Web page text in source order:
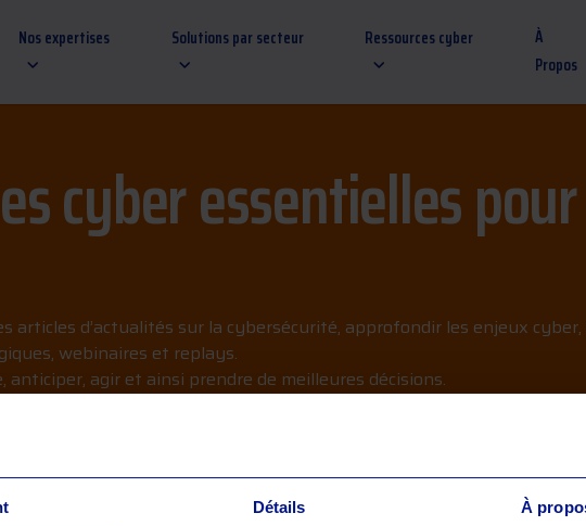
Détails À
Nos expertises Solutions par secteur Ressources cyber
À
Propos
cyber essentielles
articles d’actualités sur la cybersécurité, approfondir les enjeux
webinaires et replays.
anticiper, agir et ainsi prendre de meilleures décisions.